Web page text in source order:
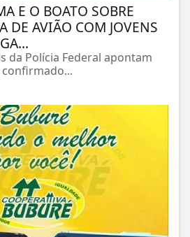
E O BOATO SOBRE
DE AVIÃO COM JOVENS
da Polícia Federal apontam